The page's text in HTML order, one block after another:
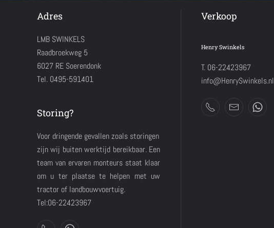
Adres
LMB SWINKELS
Raadbroekweg 5
6027 RE Soerendonk
Tel. 0495-591401
Storing?
Voor dringende gevallen zoals storingen
zijn wij buiten werktijd bereikbaar. Een
team van ervaren monteurs staat klaar
om u ter plaatse te helpen met uw
tractor of landbouwvoertuig.
Tel:06-22423967
Verkoop
Henry Swinkels
T. 06-22423967
info@HenrySwinkels.nl